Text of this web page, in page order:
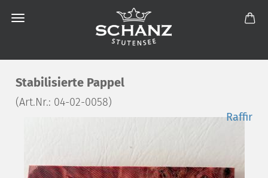
Stabilisierte Pappel
(Art.Nr.: 04-02-0058)
Raffir